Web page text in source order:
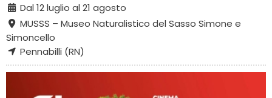
Dal 12 luglio al 21 agosto
MUSSS – Museo Naturalistico del Sasso Simone e
Simoncello
Pennabilli (RN)